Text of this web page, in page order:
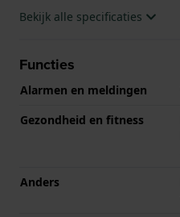
Bekijk alle specificaties
Functies
Alarmen en meldingen
Gezondheid en fitness
Anders